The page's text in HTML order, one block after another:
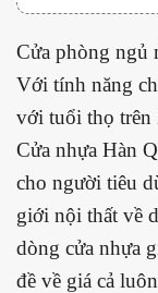
Cửa phòng ngủ
Với tính năng
với tuổi thọ trên
Cửa nhựa Hàn
cho người tiêu
giới nội thất về
dòng cửa nhựa
đề về giá cả